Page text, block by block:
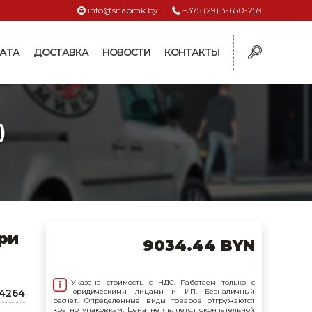
+375 (29) 3-650-259
info@snabmk.by
ДОСТАВКА НОВОСТИ КОНТАКТЫ
для систем
и
для птиц
9034.44 BYN
Указана стоимость с НДС. Работаем только с
юридическими лицами и ИП. Безналичный
расчет. Определенные виды товаров отгружаются
кратно упаковкам. Цена не является окончательной